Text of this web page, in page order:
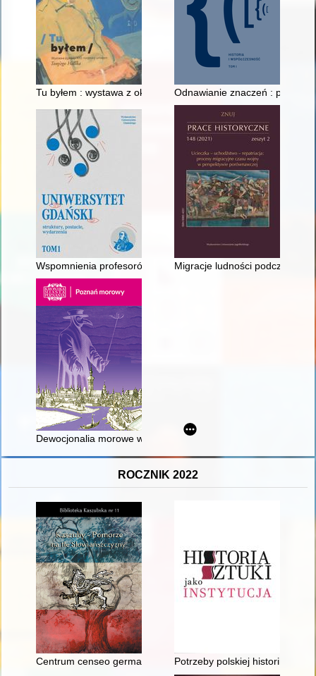
Tu byłem : wystawa z okazji 100. rocznicy urodzin Tony'ego
Odnawianie znaczeń : polscy
Wspomnienia profesorów Wydziału Filologicznego UG
Migracje ludności podczas
Dewocjonalia morowe w starej i nowej farze : "Krzyż
ROCZNIK 2022
Centrum censeo germaniam esse delendam" : Leona
Potrzeby polskiej historii sztuki